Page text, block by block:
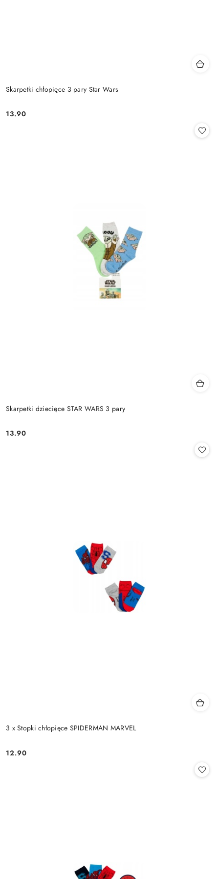
Skarpetki chłopięce 3 pary Star Wars
Cena:
13.90
Skarpetki dziecięce STAR WARS 3 pary
Cena:
13.90
3 x Stopki chłopięce SPIDERMAN MARVEL
Cena:
12.90